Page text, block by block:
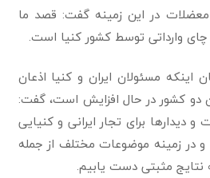
معضلات در این زمینه گفت: قصد ما
چای وارداتی توسط کشور کنیا است.
مسئولان ایران و کنیا اذعان
دو کشور در حال افزایش است، گفت:
و دیدارها برای تجار ایرانی و کنیایی
در زمینه موضوعات مختلف از جمله
مثبتی دست یابیم.